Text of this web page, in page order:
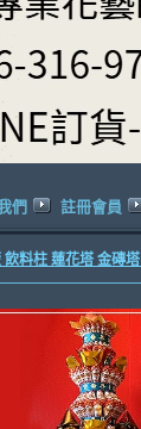
們 註冊會員
飲料柱 蓮花塔 金磚塔